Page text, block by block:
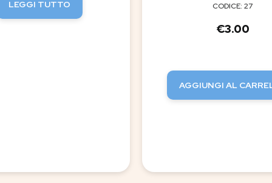
LEGGI TUTTO
CODICE: 27
€3.00
AGGIUNGI AL